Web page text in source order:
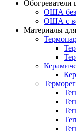
Обогреватели
ОША без
ОША с
Материалы